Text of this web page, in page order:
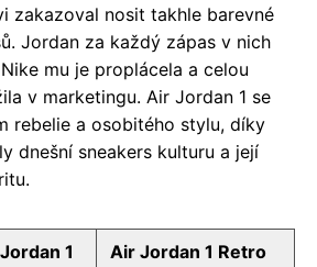
zakazoval nosit takhle barevné
Jordan za každý zápas v nich
mu je proplácela a celou
v marketingu. Air Jordan 1 se
rebelie a osobitého stylu, díky
dnešní sneakers kulturu a její
1
Air Jordan 1 Retro